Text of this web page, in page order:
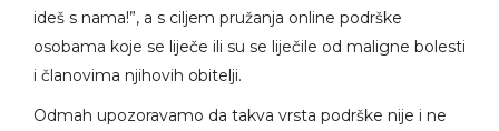
ideš s nama!”, a s ciljem pružanja online podrške
osobama koje se liječe ili su se liječile od maligne bolesti
i članovima njihovih obitelji.
Odmah upozoravamo da takva vrsta podrške nije i ne